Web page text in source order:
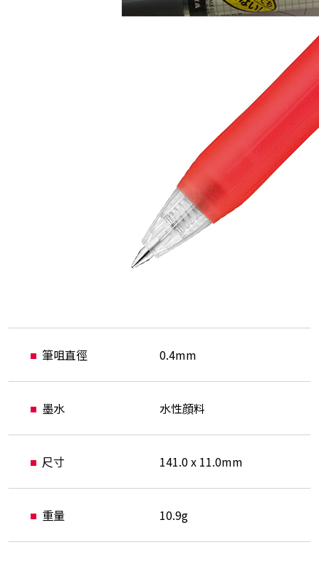
筆咀直徑 0.4mm
墨水 水性顔料
尺寸 141.0 x 11.0mm
重量 10.9g